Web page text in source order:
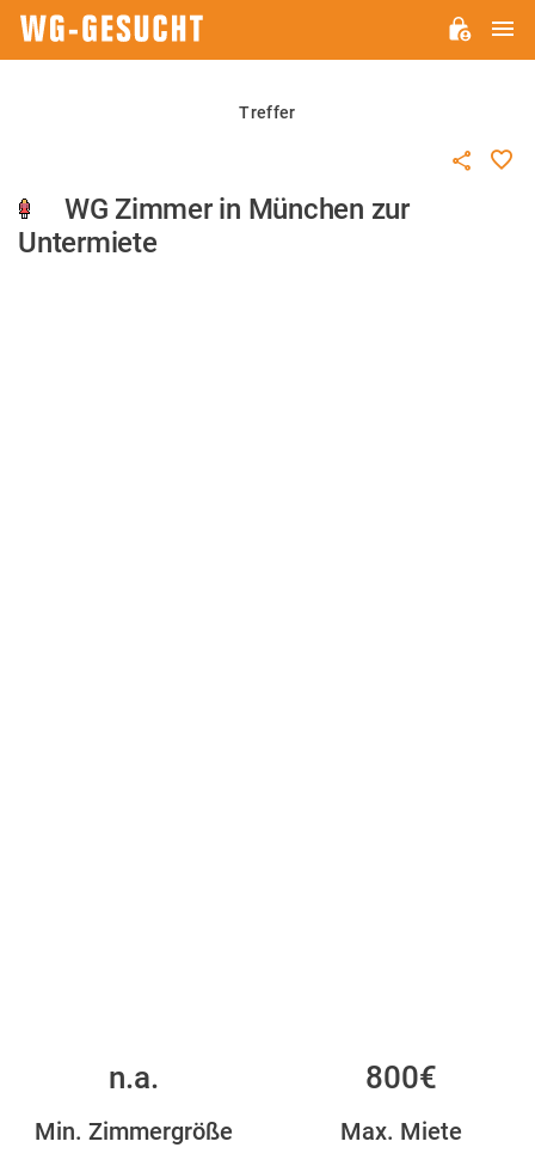
Treffer
WG Zimmer in München zur
Untermiete
n.a.
Min. Zimmergröße
800€
Max. Miete